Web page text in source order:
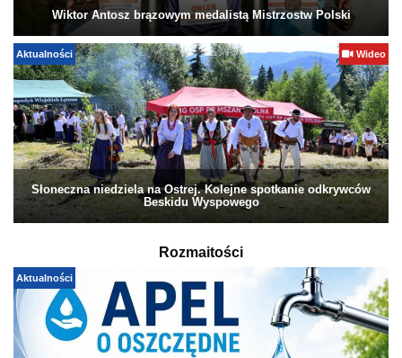
Wiktor Antosz brązowym medalistą Mistrzostw Polski
Aktualności Wideo
Słoneczna niedziela na Ostrej. Kolejne spotkanie odkrywców
Beskidu Wyspowego
Rozmaitości
Aktualności